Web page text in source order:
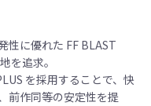
性に優れた FF BLAST
を追求。
を採用することで、快
前作同等の安定性を提